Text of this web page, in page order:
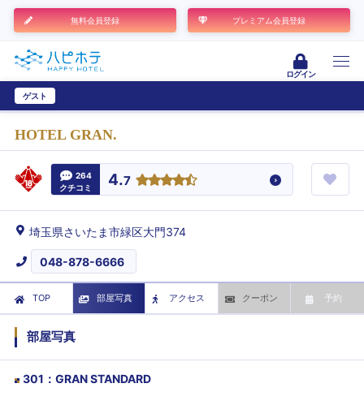
無料会員登録 プレミアム会員登録
ログイン
ゲスト
HOTEL GRAN.
264
クチコミ
4.7
埼玉県さいたま市緑区大門374
048-878-6666
TOP 部屋写真 アクセス クーポン 予約
部屋写真
301 ： GRAN STANDARD